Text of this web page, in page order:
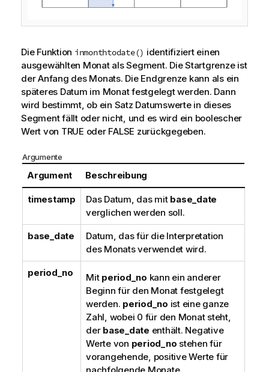
Die Funktion inmonthtodate() identifiziert einen
ausgewählten Monat als Segment. Die Startgrenze ist
der Anfang des Monats. Die Endgrenze kann als ein
späteres Datum im Monat festgelegt werden. Dann
wird bestimmt, ob ein Satz Datumswerte in dieses
Segment fällt oder nicht, und es wird ein boolescher
Wert von TRUE oder FALSE zurückgegeben.
Argumente
Argument Beschreibung
timestamp Das Datum, das mit base_date
verglichen werden soll.
base_date
Datum, das für die Interpretation
des Monats verwendet wird.
period_no Mit period_no kann ein anderer
Beginn für den Monat festgelegt
werden. period_no ist eine ganze
Zahl, wobei 0 für den Monat steht,
der base_date enthält. Negative
Werte von period_no stehen für
vorangehende, positive Werte für